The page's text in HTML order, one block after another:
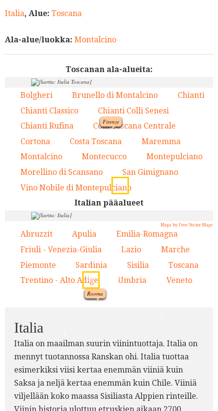
Italia, Alue: Toscana
Ala-alue/luokka: Montalcino
Toscanan ala-alueita:
Firenze
1.
2.
5.
6.
9.
10.
11.
12.
14.
Bolgheri Brunello di Montalcino Chianti
Chianti Classico Chianti Colli Senesi
Chianti Rufina Colli Toscana Centrale
Cortona Costa Toscana Maremma
Montalcino Montecucco Montepulciano
Morellino di Scansano San Gimignano
Vino Nobile di Montepulciano
Italian pääalueet
Rooma
6.
7.
10.
13.
Maps by Free Vector Maps
Abruzzit Apulia Emilia-Romagna
Friuli - Venezia-Giulia Lazio Marche
Piemonte Sardinia Sisilia Toscana
Trentino - Alto Adige Umbria Veneto
Italia
Italia on maailman suurin viinintuottaja. Italia on
mennyt tuotannossa Ranskan ohi. Italia tuottaa
esimerkiksi viisi kertaa enemmän viiniä kuin
Saksa ja neljä kertaa enemmän kuin Chile. Viiniä
viljellään koko maassa Sisiliasta Alppien rinteille.